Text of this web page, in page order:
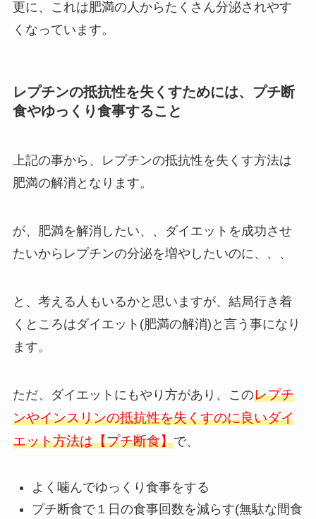
更に、これは肥満の人からたくさん分泌されやす
くなっています。
レプチンの抵抗性を失くすためには、プチ断
食やゆっくり食事すること
上記の事から、レプチンの抵抗性を失くす方法は
肥満の解消となります。
が、肥満を解消したい、、ダイエットを成功させ
たいからレプチンの分泌を増やしたいのに、、、
と、考える人もいるかと思いますが、結局行き着
くところはダイエット(肥満の解消)と言う事になり
ます。
ただ、ダイエットにもやり方があり、このレプチ
ンやインスリンの抵抗性を失くすのに良いダイ
エット方法は【プチ断食】で、
よく噛んでゆっくり食事をする
プチ断食で１日の食事回数を減らす(無駄な間食